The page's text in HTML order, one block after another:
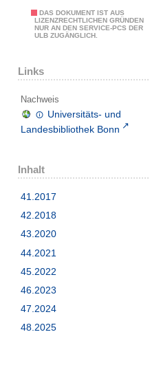
DAS DOKUMENT IST AUS
LIZENZRECHTLICHEN GRÜNDEN
NUR AN DEN SERVICE-PCS DER
ULB ZUGÄNGLICH.
Links
Nachweis
Universitäts- und
Landesbibliothek Bonn
Inhalt
41.2017
42.2018
43.2020
44.2021
45.2022
46.2023
47.2024
48.2025